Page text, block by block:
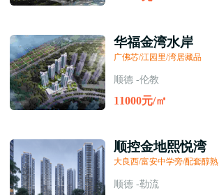
华福金湾水岸
广佛芯/江园里/湾居藏品
顺德 -伦教
11000元/㎡
顺控金地熙悦湾
大良西/富安中学旁/配套醇熟
顺德 -勒流